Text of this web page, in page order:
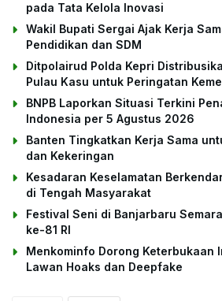
pada Tata Kelola Inovasi
Wakil Bupati Sergai Ajak Kerja
Pendidikan dan SDM
Ditpolairud Polda Kepri
Pulau Kasu untuk Peringatan
BNPB Laporkan Situasi Terkini
Indonesia per 5 Agustus 2026
Banten Tingkatkan Kerja Sama
dan Kekeringan
Kesadaran Keselamatan
di Tengah Masyarakat
Festival Seni di Banjarbaru
ke-81 RI
Menkominfo Dorong Keterbukaan
Lawan Hoaks dan Deepfake